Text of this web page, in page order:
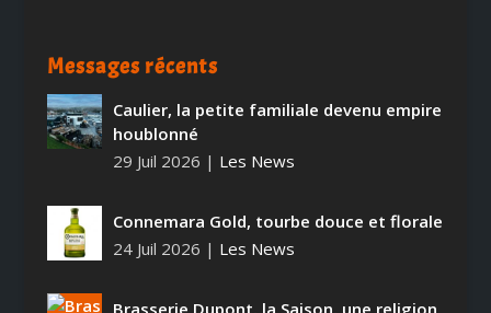
Messages récents
Caulier, la petite familiale devenu empire
houblonné
29 Juil 2026 | Les News
Connemara Gold, tourbe douce et florale
24 Juil 2026 | Les News
Brasserie Dupont, la Saison, une religion